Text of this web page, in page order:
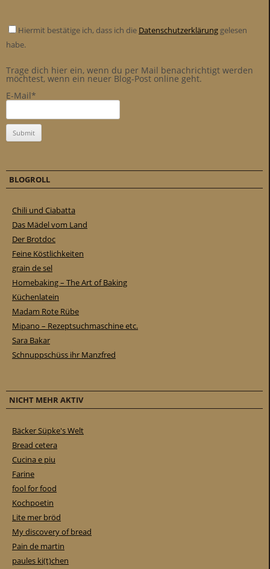
Hiermit bestätige ich, dass ich die Datenschutzerklärung gelesen
habe.
Trage dich hier ein, wenn du per Mail benachrichtigt werden
möchtest, wenn ein neuer Blog-Post online geht.
E-Mail*
BLOGROLL
Chili und Ciabatta
Das Mädel vom Land
Der Brotdoc
Feine Köstlichkeiten
grain de sel
Homebaking – The Art of Baking
Küchenlatein
Madam Rote Rübe
Mipano – Rezeptsuchmaschine etc.
Sara Bakar
Schnuppschüss ihr Manzfred
NICHT MEHR AKTIV
Bäcker Süpke's Welt
Bread cetera
Cucina e piu
Farine
fool for food
Kochpoetin
Lite mer bröd
My discovery of bread
Pain de martin
paules ki(t)chen